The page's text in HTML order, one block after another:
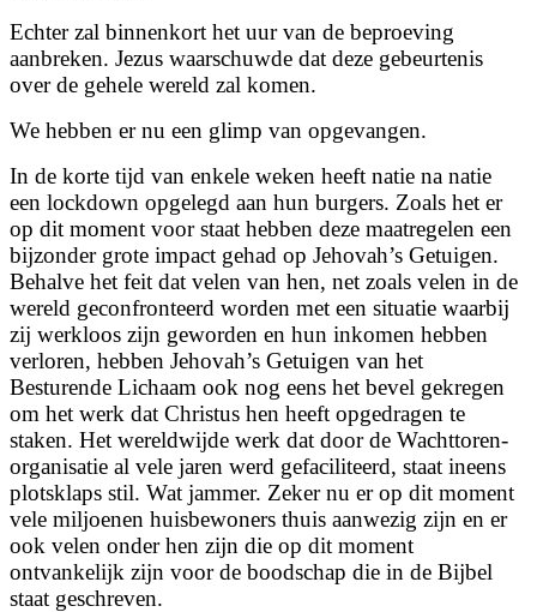
Echter zal binnenkort het uur van de beproeving
aanbreken. Jezus waarschuwde dat deze gebeurtenis
over de gehele wereld zal komen.
We hebben er nu een glimp van opgevangen.
In de korte tijd van enkele weken heeft natie na natie
een lockdown opgelegd aan hun burgers. Zoals het er
op dit moment voor staat hebben deze maatregelen een
bijzonder grote impact gehad op Jehovah’s Getuigen.
Behalve het feit dat velen van hen, net zoals velen in de
wereld geconfronteerd worden met een situatie waarbij
zij werkloos zijn geworden en hun inkomen hebben
verloren, hebben Jehovah’s Getuigen van het
Besturende Lichaam ook nog eens het bevel gekregen
om het werk dat Christus hen heeft opgedragen te
staken. Het wereldwijde werk dat door de Wachttoren-
organisatie al vele jaren werd gefaciliteerd, staat ineens
plotsklaps stil. Wat jammer. Zeker nu er op dit moment
vele miljoenen huisbewoners thuis aanwezig zijn en er
ook velen onder hen zijn die op dit moment
ontvankelijk zijn voor de boodschap die in de Bijbel
staat geschreven.